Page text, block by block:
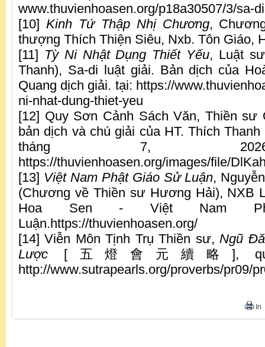
www.thuvienhoasen.org/p18a30507/3/sa-
[10] Kinh Tứ Thập Nhị Chương,
thượng Thích Thiện Siêu, Nxb. Tôn Giáo,
[11] Tỳ Ni Nhật Dụng Thiết Yếu, Luật
Thanh), Sa-di luật giải. Bản dịch của
Quang dịch giải. tại: https://
ni-nhat-dung-thiet-yeu
[12] Quy Sơn Cảnh Sách Văn, Thiền
bản dịch và chú giải của HT. Thích
tháng 7,
https://thuvienhoasen.org/images/file/
[13] Việt Nam Phật Giáo Sử Luận,
(Chương về Thiền sư Hương Hải), NXB
Hoa Sen - Việt Nam
Luận.https://thuvienhoasen.org/
[14] Viễn Môn Tịnh Trụ Thiền sư,Ngũ
Lược [五燈會元續略],
http://www.sutrapearls.org/proverbs/pr09/
In